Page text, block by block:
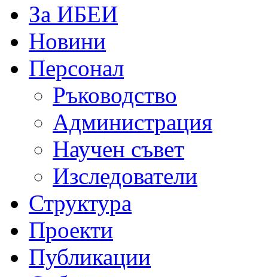
За ИБЕИ
Новини
Персонал
Ръководство
Администрация
Научен съвет
Изследователи
Структура
Проекти
Публикации